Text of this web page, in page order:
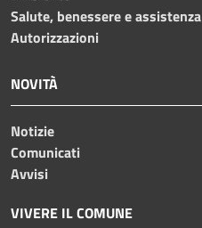
Salute, benessere e assistenza
Autorizzazioni
NOVITÀ
Notizie
Comunicati
Avvisi
VIVERE IL COMUNE